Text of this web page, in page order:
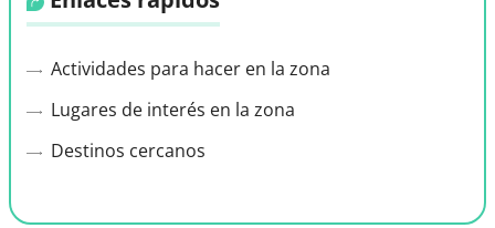
Actividades para hacer en la zona
Lugares de interés en la zona
Destinos cercanos